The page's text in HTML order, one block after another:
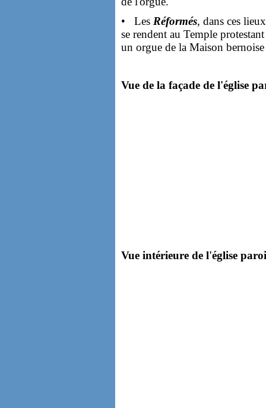
• Les Réformés, dans ces
se rendent au Temple
un orgue de la Maison
Vue de la façade de l'église
Vue intérieure de l'église